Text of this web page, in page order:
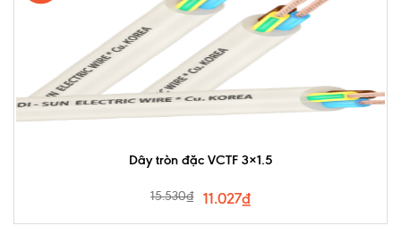
Dây tròn đặc VCTF 3×1.5
15.530₫ 11.027₫